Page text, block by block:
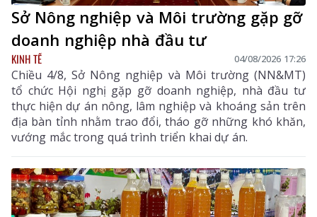
Sở Nông nghiệp và Môi trường gặp gỡ
doanh nghiệp nhà đầu tư
KINH TẾ 04/08/2026 17:26
Chiều 4/8, Sở Nông nghiệp và Môi trường (NN&MT)
tổ chức Hội nghị gặp gỡ doanh nghiệp, nhà đầu tư
thực hiện dự án nông, lâm nghiệp và khoáng sản trên
địa bàn tỉnh nhằm trao đổi, tháo gỡ những khó khăn,
vướng mắc trong quá trình triển khai dự án.